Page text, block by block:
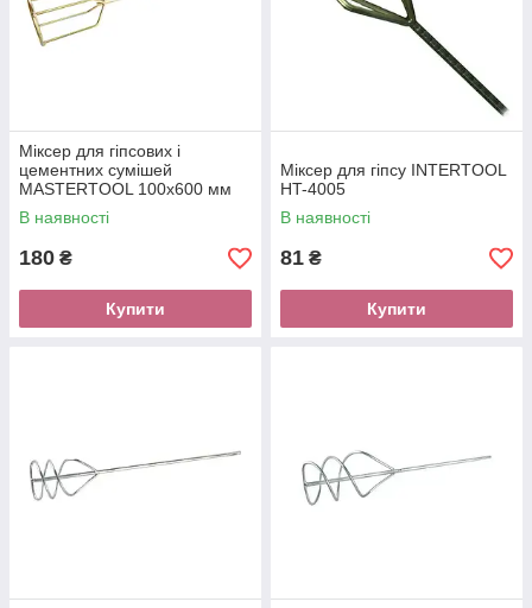
Міксер для гіпсових і
цементних сумішей
MASTERTOOL 100х600 мм
80-0620
В наявності
180 ₴
Купити
Міксер для гіпсу INTERTOOL
HT-4005
В наявності
81 ₴
Купити